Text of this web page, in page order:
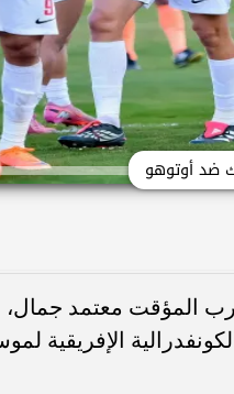
ضد أوتوهو
المؤقت معتمد